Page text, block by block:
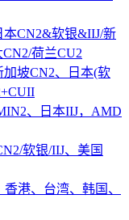
本CN2&软银&IIJ/新
荷兰CU2
加坡CN2、日本(软
、日本IIJ，AMD
软银/IIJ、美国
港、台湾、韩国、